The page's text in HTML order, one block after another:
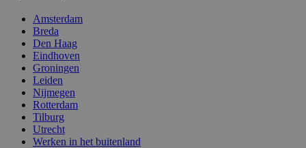
Amsterdam
Breda
Den Haag
Eindhoven
Groningen
Leiden
Nijmegen
Rotterdam
Tilburg
Utrecht
Werken in het buitenland